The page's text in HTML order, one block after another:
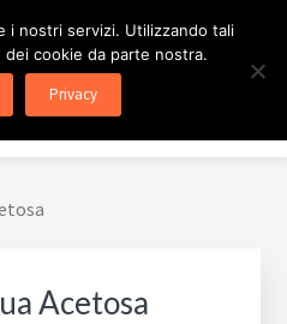
Menu
Acetosa
i nostri servizi. Utilizzando tali
cookie da parte nostra.
Privacy